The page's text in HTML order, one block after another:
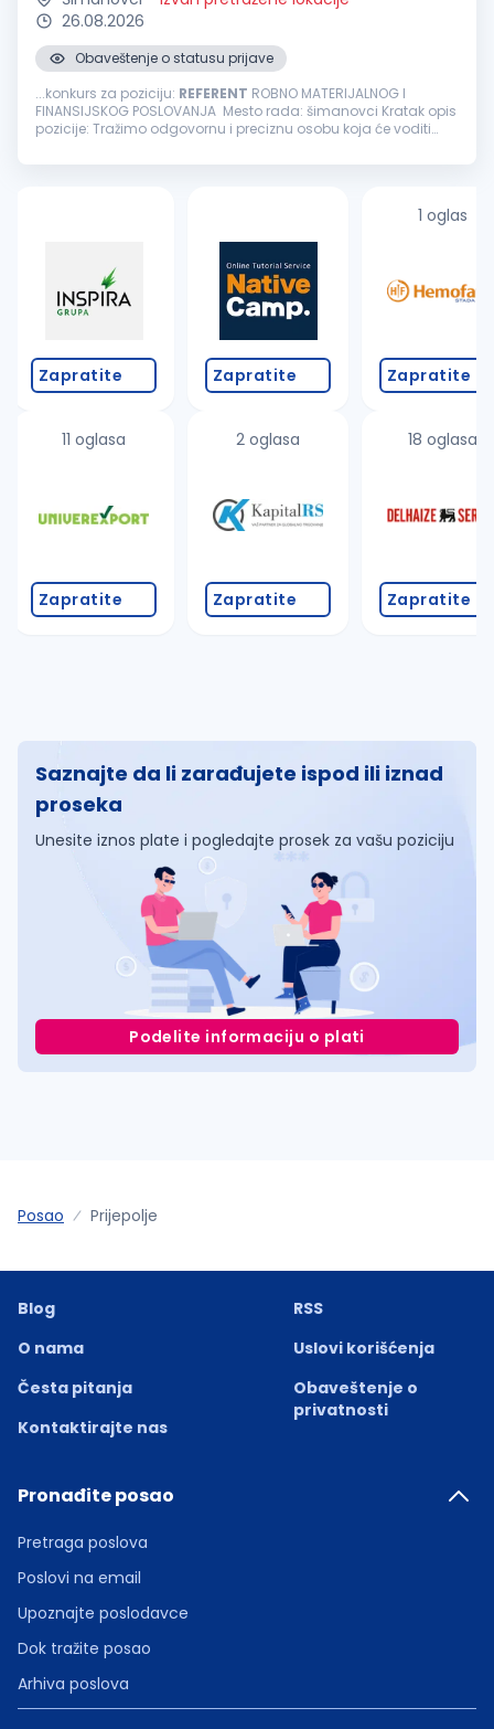
26.08.2026
Obaveštenje o statusu prijave
...konkurs za poziciju: REFERENT ROBNO MATERIJALNOG I
FINANSIJSKOG POSLOVANJA Mesto rada: šimanovci Kratak opis
pozicije: Tražimo odgovornu i preciznu osobu koja će voditi
tačnost podataka u ERP...
Zapratite
11 oglasa
Zapratite
Zapratite
2 oglasa
Zapratite
1 oglas
Zapratite
18 oglasa
Zapratite
Saznajte da li zarađujete ispod ili iznad
proseka
Unesite iznos plate i pogledajte prosek za vašu poziciju
Podelite informaciju o plati
Posao Prijepolje
Blog
O nama
Česta pitanja
Kontaktirajte nas
RSS
Uslovi korišćenja
Obaveštenje o
privatnosti
Pronađite posao
Pretraga poslova
Poslovi na email
Upoznajte poslodavce
Dok tražite posao
Arhiva poslova